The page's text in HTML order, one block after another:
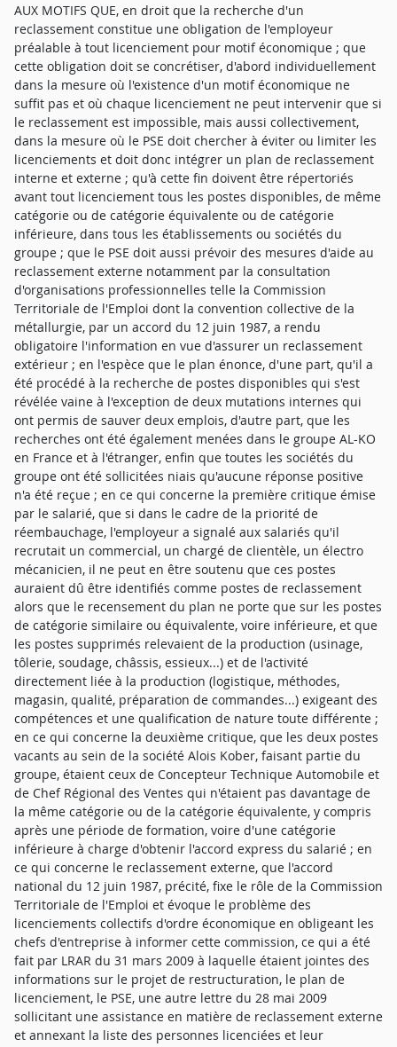
AUX MOTIFS QUE, en droit que la recherche d'un
reclassement constitue une obligation de l'employeur
préalable à tout licenciement pour motif économique ; que
cette obligation doit se concrétiser, d'abord individuellement
dans la mesure où l'existence d'un motif économique ne
suffit pas et où chaque licenciement ne peut intervenir que si
le reclassement est impossible, mais aussi collectivement,
dans la mesure où le PSE doit chercher à éviter ou limiter les
licenciements et doit donc intégrer un plan de reclassement
interne et externe ; qu'à cette fin doivent être répertoriés
avant tout licenciement tous les postes disponibles, de même
catégorie ou de catégorie équivalente ou de catégorie
inférieure, dans tous les établissements ou sociétés du
groupe ; que le PSE doit aussi prévoir des mesures d'aide au
reclassement externe notamment par la consultation
d'organisations professionnelles telle la Commission
Territoriale de l'Emploi dont la convention collective de la
métallurgie, par un accord du 12 juin 1987, a rendu
obligatoire l'information en vue d'assurer un reclassement
extérieur ; en l'espèce que le plan énonce, d'une part, qu'il a
été procédé à la recherche de postes disponibles qui s'est
révélée vaine à l'exception de deux mutations internes qui
ont permis de sauver deux emplois, d'autre part, que les
recherches ont été également menées dans le groupe AL-KO
en France et à l'étranger, enfin que toutes les sociétés du
groupe ont été sollicitées niais qu'aucune réponse positive
n'a été reçue ; en ce qui concerne la première critique émise
par le salarié, que si dans le cadre de la priorité de
réembauchage, l'employeur a signalé aux salariés qu'il
recrutait un commercial, un chargé de clientèle, un électro
mécanicien, il ne peut en être soutenu que ces postes
auraient dû être identifiés comme postes de reclassement
alors que le recensement du plan ne porte que sur les postes
de catégorie similaire ou équivalente, voire inférieure, et que
les postes supprimés relevaient de la production (usinage,
tôlerie, soudage, châssis, essieux...) et de l'activité
directement liée à la production (logistique, méthodes,
magasin, qualité, préparation de commandes...) exigeant des
compétences et une qualification de nature toute différente ;
en ce qui concerne la deuxième critique, que les deux postes
vacants au sein de la société Alois Kober, faisant partie du
groupe, étaient ceux de Concepteur Technique Automobile et
de Chef Régional des Ventes qui n'étaient pas davantage de
la même catégorie ou de la catégorie équivalente, y compris
après une période de formation, voire d'une catégorie
inférieure à charge d'obtenir l'accord express du salarié ; en
ce qui concerne le reclassement externe, que l'accord
national du 12 juin 1987, précité, fixe le rôle de la Commission
Territoriale de l'Emploi et évoque le problème des
licenciements collectifs d'ordre économique en obligeant les
chefs d'entreprise à informer cette commission, ce qui a été
fait par LRAR du 31 mars 2009 à laquelle étaient jointes des
informations sur le projet de restructuration, le plan de
licenciement, le PSE, une autre lettre du 28 mai 2009
sollicitant une assistance en matière de reclassement externe
et annexant la liste des personnes licenciées et leur